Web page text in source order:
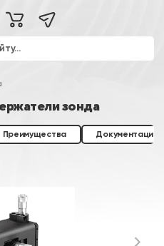
зонда
Преимущества Документация